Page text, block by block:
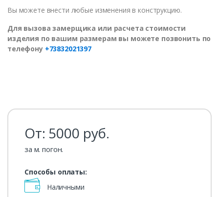
Вы можете внести любые изменения в конструкцию.
Для вызова замерщика или расчета стоимости
изделия по вашим размерам вы можете позвонить по
телефону +73832021397
От: 5000 руб.
за м. погон.
Способы оплаты:
Наличными